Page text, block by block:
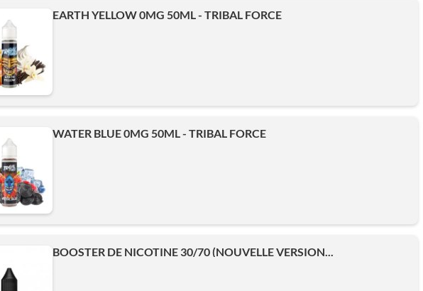
EARTH YELLOW 0MG 50ML - TRIBAL FORCE
WATER BLUE 0MG 50ML - TRIBAL FORCE
BOOSTER DE NICOTINE 30/70 (NOUVELLE VERSION...